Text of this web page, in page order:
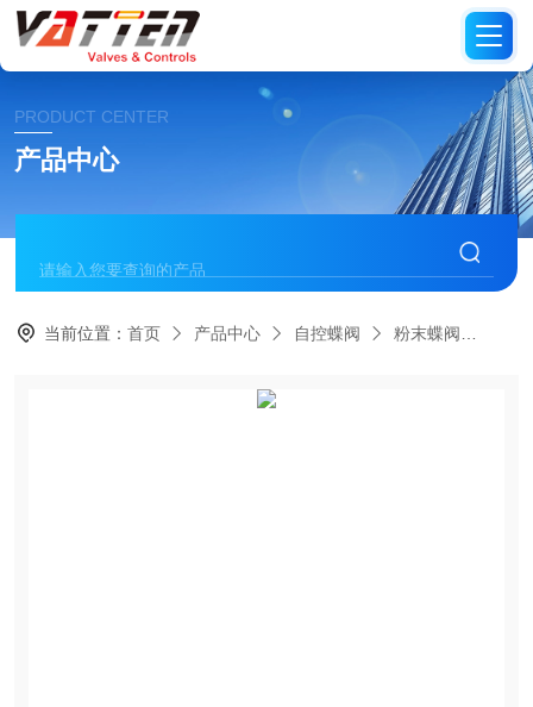
PRODUCT CENTER
产品中心
当前位置：首页 产品中心 自控蝶阀 粉末蝶阀